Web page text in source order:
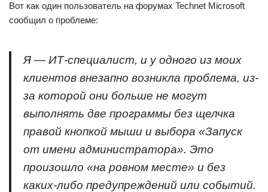
Вот как один пользователь на форумах Technet Microsoft
сообщил о проблеме:
Я — ИТ-специалист, и у одного из моих
клиентов внезапно возникла проблема, из-
за которой они больше не могут
выполнять две программы без щелчка
правой кнопкой мыши и выбора «Запуск
от имени администратора». Это
произошло «на ровном месте» и без
каких-либо предупреждений или событий.